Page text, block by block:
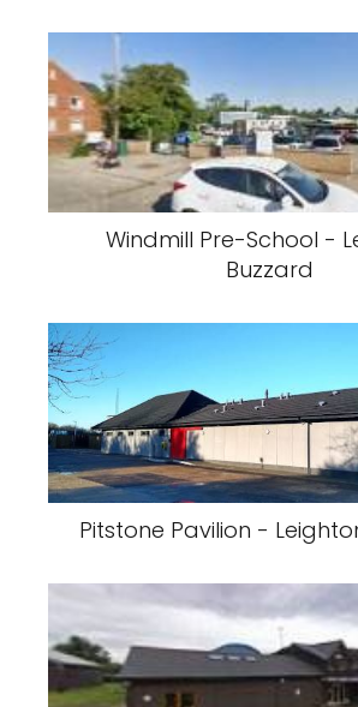
Windmill Pre-School -
Buzzard
Pitstone Pavilion -